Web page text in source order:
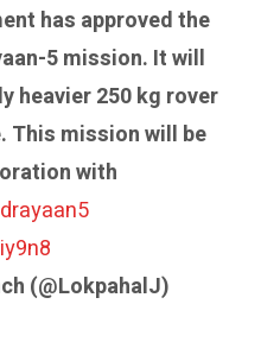
has approved the
5 mission. It will
heavier 250 kg rover
This mission will be
with
(@LokpahalJ)